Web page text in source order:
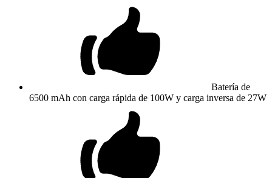
Batería de
6500 mAh con carga rápida de 100W y carga inversa de 27W